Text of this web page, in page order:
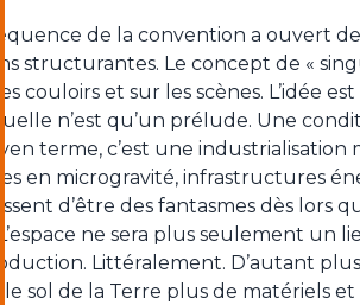
de la convention a ouvert
structurantes. Le concept de «
couloirs et sur les scènes. L’idée
n’est qu’un prélude. Une
terme, c’est une industrialisation
en microgravité, infrastructures
d’être des fantasmes dès lors
ne sera plus seulement un
Littéralement. D’autant
le sol de la Terre plus de matériels